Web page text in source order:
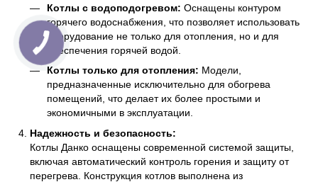
Котлы с водоподогревом: Оснащены контуром
горячего водоснабжения, что позволяет использовать
оборудование не только для отопления, но и для
обеспечения горячей водой.
Котлы только для отопления: Модели,
предназначенные исключительно для обогрева
помещений, что делает их более простыми и
экономичными в эксплуатации.
Надежность и безопасность:
Котлы Данко оснащены современной системой защиты,
включая автоматический контроль горения и защиту от
перегрева. Конструкция котлов выполнена из